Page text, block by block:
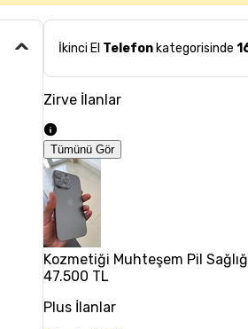
İkinci El Telefon kategorisinde
Zirve İlanlar
Tümünü Gör
Kozmetiği Muhteşem Pil
47.500 TL
Plus İlanlar